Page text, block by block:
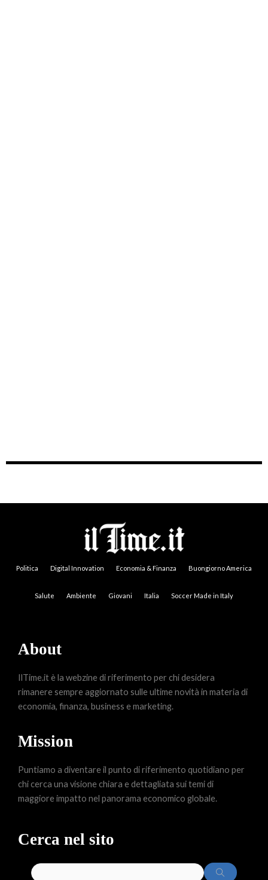
Politica Digital Innovation Economia & Finanza Buongiorno America
Salute Ambiente Giovani Italia Soccer Made in Italy
About
IlTime.it è la webzine di riferimento per chi desidera
rimanere sempre aggiornato sulle ultime novità in materia di
economia, finanza, business e marketing.
Mission
Puntiamo a diventare il punto di riferimento quotidiano per
chi cerca una visione chiara e dettagliata sui temi di
maggiore impatto nel panorama economico globale.
Cerca nel sito